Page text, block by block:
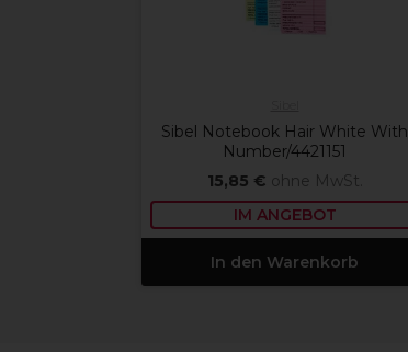
Sibel Notebook Hair White With
Number/4421151
15,85 € ohne MwSt.
IM ANGEBOT
In den Warenkorb